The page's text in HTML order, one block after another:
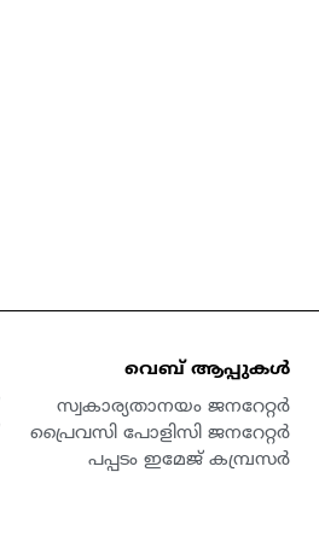
വെബ് ആപ്പുകൾ
സ്വകാര്യതാനയം ജനറേറ്റർ
പ്രൈവസി പോളിസി ജനറേറ്റർ
പപ്പടം ഇമേജ് കമ്പ്രസർ